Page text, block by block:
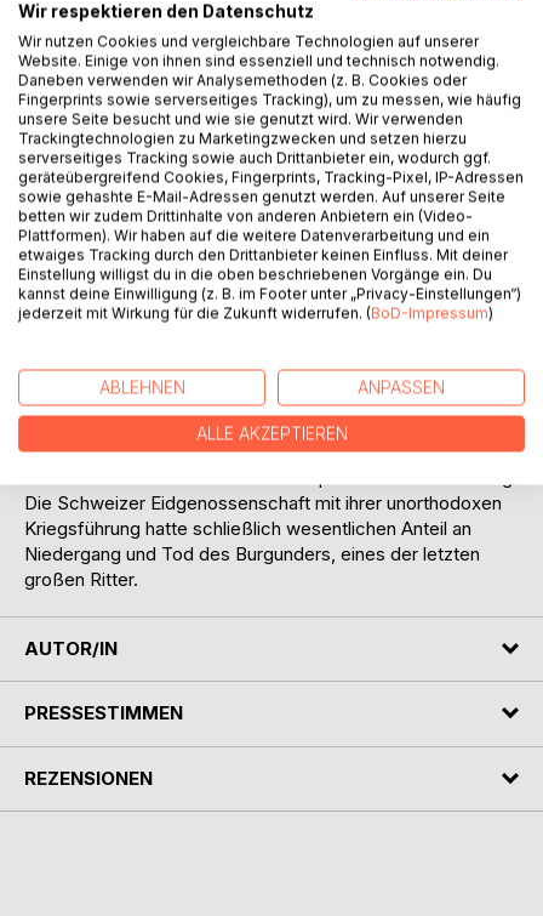
Titel bewerten
BESCHREIBUNG
Karl der Kühne machte das Herzogtum Burgund zu einem
bedeutenden Machtfaktor im Europa des ausgehenden
Mittelalters.
davon, selbst die Königswürde zu erlangen. Dafür ging er
viele Zweckallianzen ein.
Sein Leben und Wirken bietet einen reichen
Spannungsbogen. Sein Aufstieg verlief rasant. Karl
Die Schweizer Eidgenossenschaft mit ihrer unorthodoxen
Kriegsführung hatte schließlich wesentlichen Anteil an
Niedergang und Tod des Burgunders, eines der letzten
großen Ritter.
AUTOR/IN
PRESSESTIMMEN
REZENSIONEN
Wir respektieren den Datenschutz
Wir nutzen Cookies und vergleichbare Technologien auf unserer
Website. Einige von ihnen sind essenziell und technisch notwendig.
Daneben verwenden wir Analysemethoden (z. B. Cookies oder
Fingerprints sowie serverseitiges Tracking), um zu messen, wie häufig
unsere Seite besucht und wie sie genutzt wird. Wir verwenden
Trackingtechnologien zu Marketingzwecken und setzen hierzu
serverseitiges Tracking sowie auch Drittanbieter ein, wodurch ggf.
geräteübergreifend Cookies, Fingerprints, Tracking-Pixel, IP-Adressen
sowie gehashte E-Mail-Adressen genutzt werden. Auf unserer Seite
betten wir zudem Drittinhalte von anderen Anbietern ein (Video-
Plattformen). Wir haben auf die weitere Datenverarbeitung und ein
etwaiges Tracking durch den Drittanbieter keinen Einfluss. Mit deiner
Einstellung willigst du in die oben beschriebenen Vorgänge ein. Du
kannst deine Einwilligung (z. B. im Footer unter „Privacy-Einstellungen“)
jederzeit mit Wirkung für die Zukunft widerrufen. (BoD-Impressum)
ABLEHNEN ANPASSEN
ALLE AKZEPTIEREN